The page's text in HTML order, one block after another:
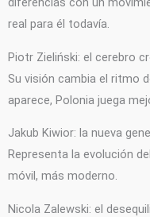
real para él todavía.
Piotr Zieliński: el cerebro
Su visión cambia el ritmo
aparece, Polonia juega
Jakub Kiwior: la nueva
Representa la evolución
móvil, más moderno.
Nicola Zalewski: el